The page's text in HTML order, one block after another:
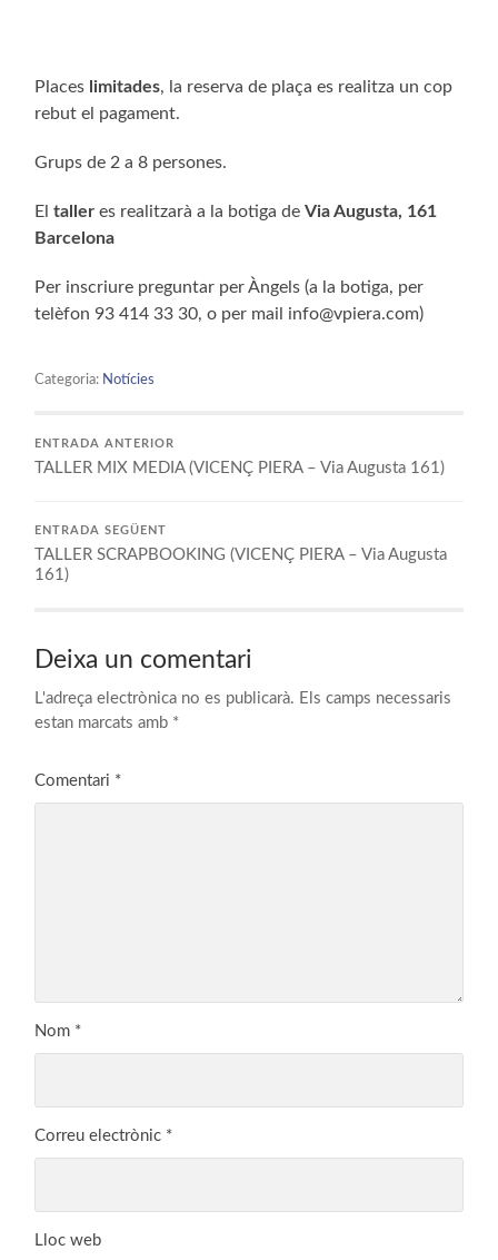
Places limitades, la reserva de plaça es realitza un cop
rebut el pagament.
Grups de 2 a 8 persones.
El taller es realitzarà a la botiga deVia Augusta, 161
Barcelona
Per inscriure preguntar per Àngels (a la botiga, per
telèfon 93 414 33 30, o per mail info@vpiera.com)
Categoria: Notícies
ENTRADA ANTERIOR
TALLER MIX MEDIA (VICENÇ PIERA – Via Augusta 161)
ENTRADA SEGÜENT
TALLER SCRAPBOOKING (VICENÇ PIERA – Via Augusta
161)
Deixa un comentari
L'adreça electrònica no es publicarà. Els camps necessaris
estan marcats amb *
Comentari *
Nom *
Correu electrònic *
Lloc web